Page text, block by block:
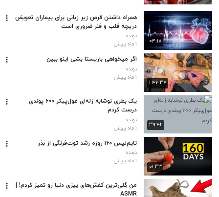
۰۴:۱۸
همراه داشتن قرص زیر زبانی برای بیماران تعویض
دریچه قلب و فنر ضروری است
دونده
۱ ماه پیش
۱:۴۶:۳۷
اگر میخواهی باریستا بشی اینو ببین
دونده
۱ ماه پیش
۳۹:۴۲
یک بطری نوشابه ژله‌ای غول‌پیکر ۶۰۰ پوندی
درست کردم
دونده
۱ ماه پیش
۰۱:۳۳
تایم‌لپس ۱۶۰ روزه رشد توت‌فرنگی از بذر
دونده
۱ ماه پیش
من گِلی‌ترین کفش‌های ییزی دنیا رو تمیز کردم! |
ASMR